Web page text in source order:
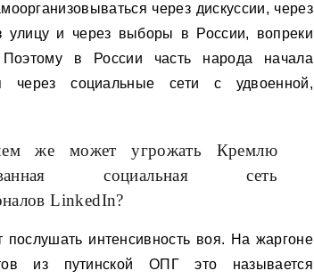
через дискуссии, через
улицу и через выборы в России, вопреки
Поэтому в России часть народа начала
через социальные сети с удвоенной,
же может угрожать Кремлю
социальная сеть
LinkedIn?
интенсивность воя. На жаргоне
из путинской ОПГ это называется